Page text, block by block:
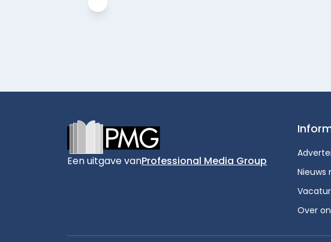
Een uitgave vanProfessional Media Group
Nieuws
Over